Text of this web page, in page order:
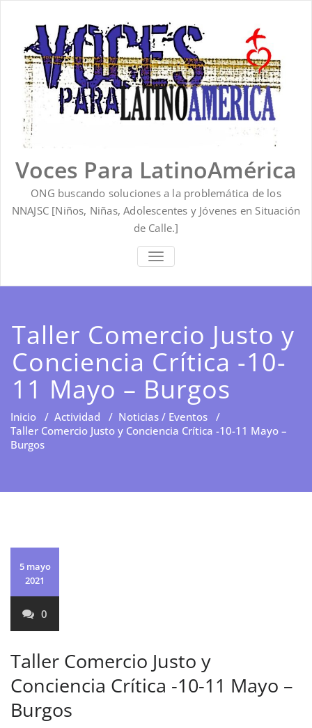
contenido
Voces Para LatinoAmérica
ONG buscando soluciones a la problemática de los
NNAJSC [Niños, Niñas, Adolescentes y Jóvenes en Situación
de Calle.]
ALTERNAR
LA
Taller Comercio Justo y
Conciencia Crítica -10-
11 Mayo – Burgos
Inicio / Actividad / Noticias / Eventos /
Taller Comercio Justo y Conciencia Crítica -10-11 Mayo –
Burgos
5 mayo
2021
0
Taller Comercio Justo y
Conciencia Crítica -10-11 Mayo –
Burgos